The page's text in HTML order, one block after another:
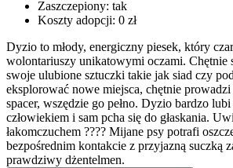
Zaszczepiony: tak
Koszty adopcji: 0 zł
Dyzio to młody, energiczny piesek, który
wolontariuszy unikatowymi oczami. Chętnie
swoje ulubione sztuczki takie jak siad czy
eksplorować nowe miejsca, chętnie prowadzi
spacer, wszędzie go pełno. Dyzio bardzo
człowiekiem i sam pcha się do głaskania.
łakomczuchem ???? Mijane psy potrafi
bezpośrednim kontakcie z przyjazną suczką
prawdziwy dżentelmen.